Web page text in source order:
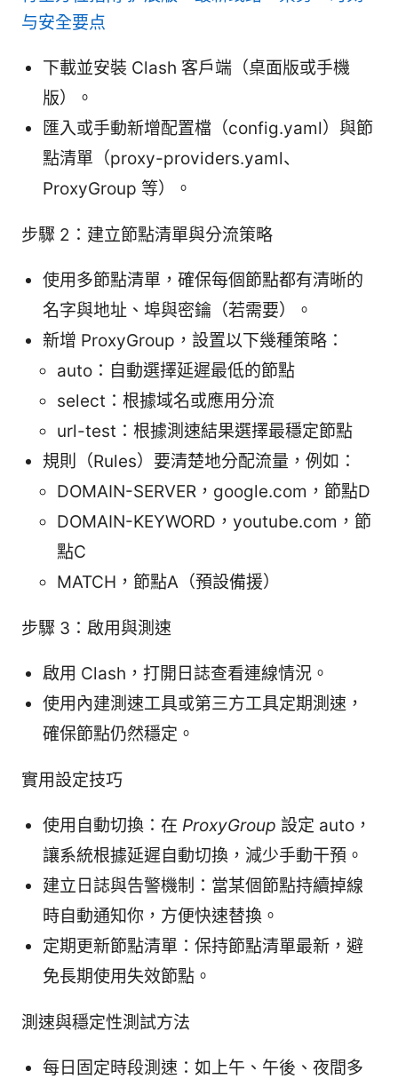
与安全要点
下載並安裝 Clash 客戶端（桌面版或手機
版）。
匯入或手動新增配置檔（config.yaml）與節
點清單（proxy-providers.yaml、
ProxyGroup 等）。
步驟 2：建立節點清單與分流策略
使用多節點清單，確保每個節點都有清晰的
名字與地址、埠與密鑰（若需要）。
新增 ProxyGroup，設置以下幾種策略：
auto：自動選擇延遲最低的節點
select：根據域名或應用分流
url-test：根據測速結果選擇最穩定節點
規則（Rules）要清楚地分配流量，例如：
DOMAIN-SERVER，google.com，節點D
DOMAIN-KEYWORD，youtube.com，節
點C
MATCH，節點A（預設備援）
步驟 3：啟用與測速
啟用 Clash，打開日誌查看連線情況。
使用內建測速工具或第三方工具定期測速，
確保節點仍然穩定。
實用設定技巧
使用自動切換：在 ProxyGroup 設定 auto，
讓系統根據延遲自動切換，減少手動干預。
建立日誌與告警機制：當某個節點持續掉線
時自動通知你，方便快速替換。
定期更新節點清單：保持節點清單最新，避
免長期使用失效節點。
測速與穩定性測試方法
每日固定時段測速：如上午、午後、夜間多